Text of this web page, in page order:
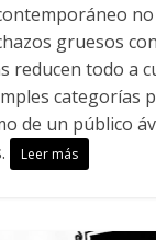
no
gruesos
reducen todo a
categorías
de un público
Leer más